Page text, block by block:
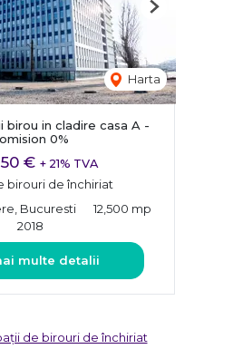
Harta
Next
birou in cladire casa A -
0%
€ + 21% TVA
birouri de închiriat
Bucuresti
12,500 mp
2018
multe detalii
de birouri de închiriat